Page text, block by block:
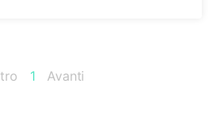
1 Avanti